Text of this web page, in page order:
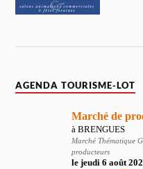
AGENDA TOURISME-LOT